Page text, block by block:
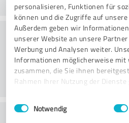
personalisieren, Funktionen für
können und die Zugriffe auf
Außerdem geben wir
unserer Website an unsere
Werbung und Analysen weiter.
Informationen möglicherweise mit
zusammen, die Sie ihnen
Rahmen Ihrer Nutzung der Dienste
Impressum
Einwilligungsauswahl
Notwendig